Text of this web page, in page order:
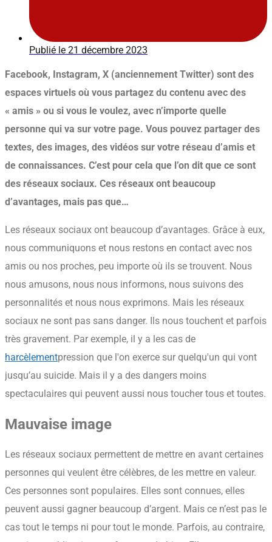
Publié le 21 décembre 2023
Facebook, Instagram, X (anciennement Twitter) sont des
espaces virtuels où vous partagez du contenu avec des
« amis » ou si vous le voulez, avec n’importe quelle
personne qui va sur votre page. Vous pouvez partager des
textes, des images, des vidéos sur votre réseau d’amis et
de connaissances. C’est pour cela que l’on dit que ce sont
des réseaux sociaux. Ces réseaux ont beaucoup
d’avantages, mais pas que…
Les réseaux sociaux ont beaucoup d’avantages. Grâce à eux,
nous communiquons et nous restons en contact avec nos
amis ou nos proches, peu importe où ils se trouvent. Nous
nous amusons, nous nous informons, nous suivons des
personnalités et nous nous exprimons. Mais les réseaux
sociaux ne sont pas sans danger. Ils nous touchent et parfois
très gravement. Par exemple, il y a les cas de
harcèlementpression que l'on exerce sur quelqu'un qui vont
jusqu’au suicide. Mais il y a des dangers moins
spectaculaires qui peuvent aussi nous toucher tous et toutes.
Mauvaise image
Les réseaux sociaux permettent de mettre en avant certaines
personnes qui veulent être célèbres, de les mettre en valeur.
Ces personnes sont populaires. Elles sont connues, elles
peuvent aussi gagner beaucoup d’argent. Mais ce n’est pas le
cas tout le temps ni pour tout le monde. Parfois, au contraire,